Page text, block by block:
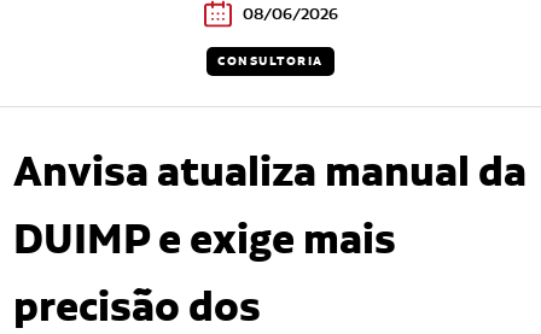
08/06/2026
CONSULTORIA
Anvisa atualiza manual da
DUIMP e exige mais
precisão dos